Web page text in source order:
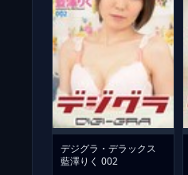
デジグラ・デラックス
藍澤りく 002